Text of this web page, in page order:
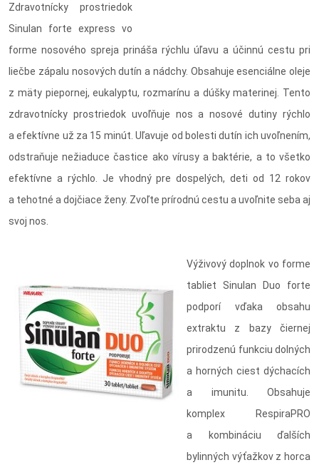
Zdravotnícky prostriedok
Sinulan forte express vo
forme nosového spreja prináša rýchlu úľavu a účinnú cestu pri
liečbe zápalu nosových dutín a nádchy. Obsahuje esenciálne oleje
z mäty piepornej, eukalyptu, rozmarínu a dúšky materinej. Tento
zdravotnícky prostriedok uvoľňuje nos a nosové dutiny rýchlo
a efektívne už za 15 minút. Uľavuje od bolesti dutín ich uvoľnením,
odstraňuje nežiaduce častice ako vírusy a baktérie, a to všetko
efektívne a rýchlo. Je vhodný pre dospelých, deti od 12 rokov
a tehotné a dojčiace ženy. Zvoľte prírodnú cestu a uvoľnite seba aj
svoj nos.
Výživový doplnok vo forme
tabliet Sinulan Duo forte
podporí vďaka obsahu
extraktu z bazy čiernej
prirodzenú funkciu dolných
a horných ciest dýchacích
a imunitu. Obsahuje
komplex RespiraPRO
a kombináciu ďalších
bylinných výťažkov z horca